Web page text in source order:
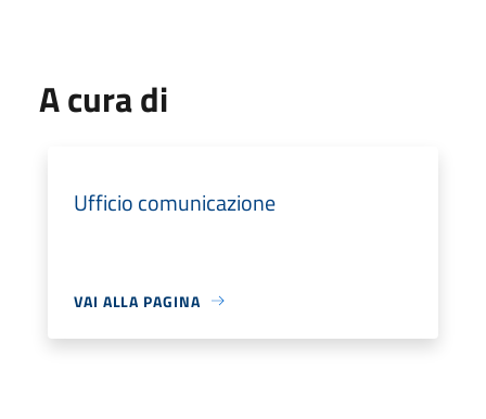
A cura di
Ufficio comunicazione
VAI ALLA PAGINA